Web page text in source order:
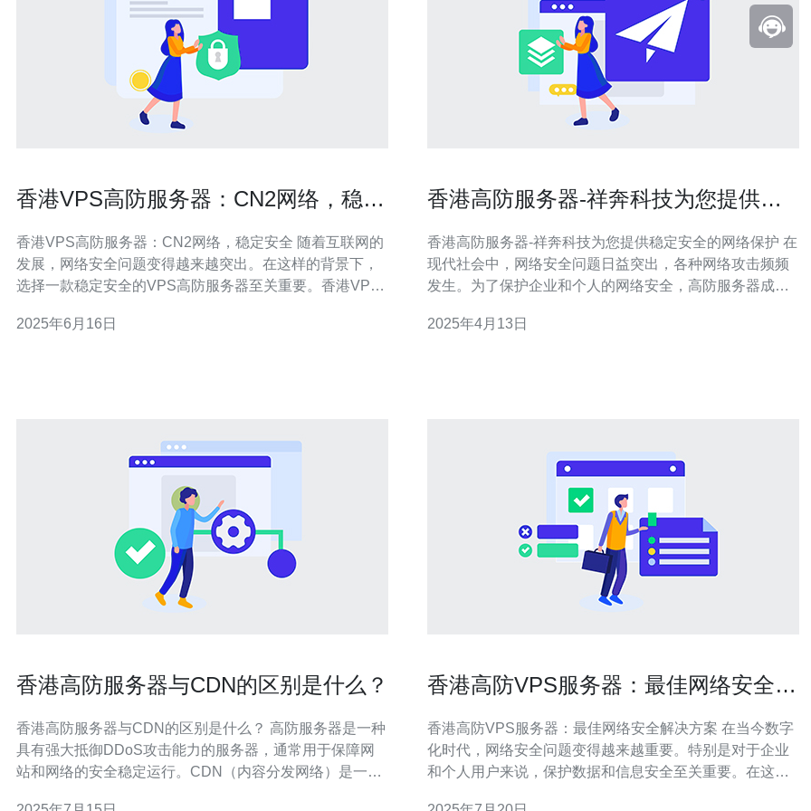
香港VPS高防服务器：CN2网络，稳定
香港VPS高防服务器：CN2网络，稳定安全 随着互联网的
发展，网络安全问题变得越来越突出。在这样的背景下，
选择一款稳定安全的VPS高防服务器至关重要。香港VPS
青睐。 香港VPS高防服务器配备了强大的DDoS防护系
2025年6月16日
香港高防服务器-祥奔科技为您提供稳
香港高防服务器-祥奔科技为您提供稳定安全的网络保护 在
现代社会中，网络安全问题日益突出，各种网络攻击频频
发生。为了保护企业和个人的网络安全，高防服务器成为
能力的服务器，能够有效抵御各种网络攻击，保障网络的
2025年4月13日
香港高防服务器与CDN的区别是什么？
香港高防服务器与CDN的区别是什么？ 高防服务器是一种
具有强大抵御DDoS攻击能力的服务器，通常用于保障网
站和网络的安全稳定运行。CDN（内容分发网络）是一种
香港高防VPS服务器：最佳网络安全解
香港高防VPS服务器：最佳网络安全解决方案 在当今数字
化时代，网络安全问题变得越来越重要。特别是对于企业
和个人用户来说，保护数据和信息安全至关重要。在这样